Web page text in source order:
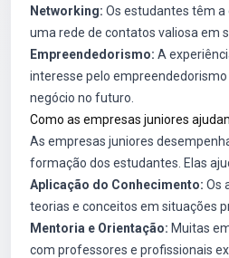
Networking: Os estudantes têm
uma rede de contatos valiosa em
Empreendedorismo: A
interesse pelo
negócio no futuro.
Como as empresas juniores
As empresas juniores
formação dos estudantes. Elas
Aplicação do Conhecimento: Os
teorias e conceitos em situações
Mentoria e Orientação: Muitas
com professores e profissionais